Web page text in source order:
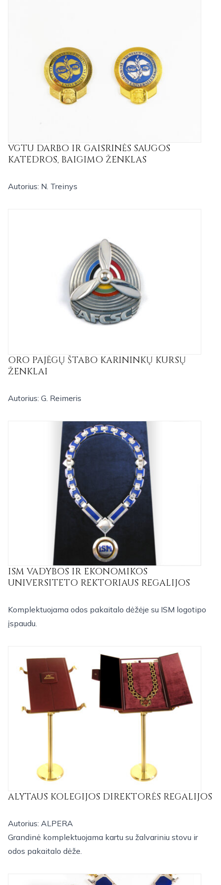
VGTU DARBO IR GAISRINĖS SAUGOS
KATEDROS, BAIGIMO ŽENKLAS
Autorius: N. Treinys
ORO PAJĖGŲ ŠTABO KARININKŲ KURSŲ
ŽENKLAI
Autorius: G. Reimeris
ISM VADYBOS IR EKONOMIKOS
UNIVERSITETO REKTORIAUS REGALIJOS
Komplektuojama odos pakaitalo dėžėje su ISM logotipo
įspaudu.
ALYTAUS KOLEGIJOS DIREKTORĖS REGALIJOS
Autorius: ALPERA
Grandinė komplektuojama kartu su žalvariniu stovu ir
odos pakaitalo dėže.